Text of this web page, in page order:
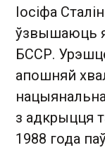
Іосіфа
ўзвышаюць
БССР.
апошняй
з адкрыцця
1988 года